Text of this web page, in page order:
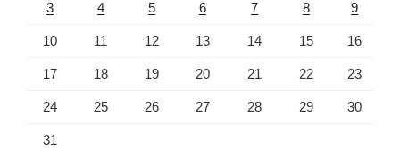
3 4 5 6 7 8 9
10 11 12 13 14 15 16
17 18 19 20 21 22 23
24 25 26 27 28 29 30
31